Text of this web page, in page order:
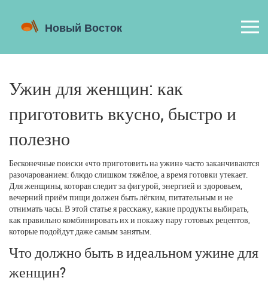
Ужин для женщин: как
приготовить вкусно, быстро и
полезно
Бесконечные поиски «что приготовить на ужин» часто заканчиваются
разочарованием: блюдо слишком тяжёлое, а время готовки утекает.
Для женщины, которая следит за фигурой, энергией и здоровьем,
вечерний приём пищи должен быть лёгким, питательным и не
отнимать часы. В этой статье я расскажу, какие продукты выбирать,
как правильно комбинировать их и покажу пару готовых рецептов,
которые подойдут даже самым занятым.
Что должно быть в идеальном ужине для
женщин?